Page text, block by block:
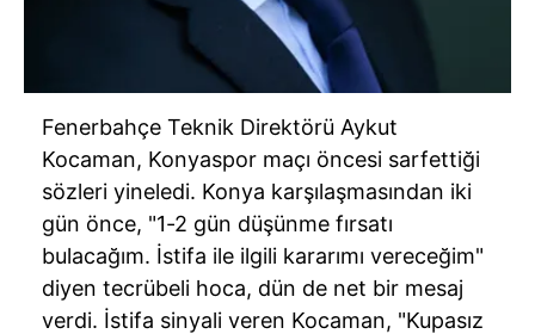
Fenerbahçe Teknik Direktörü Aykut
Kocaman, Konyaspor maçı öncesi sarfettiği
sözleri yineledi. Konya karşılaşmasından iki
gün önce, "1-2 gün düşünme fırsatı
bulacağım. İstifa ile ilgili kararımı vereceğim"
diyen tecrübeli hoca, dün de net bir mesaj
verdi. İstifa sinyali veren Kocaman, "Kupasız